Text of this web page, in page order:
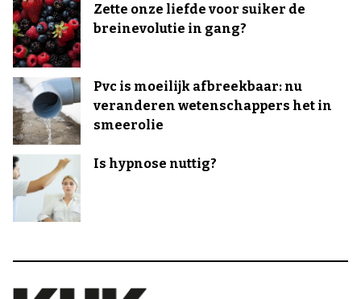
Zette onze liefde voor suiker de
breinevolutie in gang?
Pvc is moeilijk afbreekbaar: nu
veranderen wetenschappers het in
smeerolie
Is hypnose nuttig?